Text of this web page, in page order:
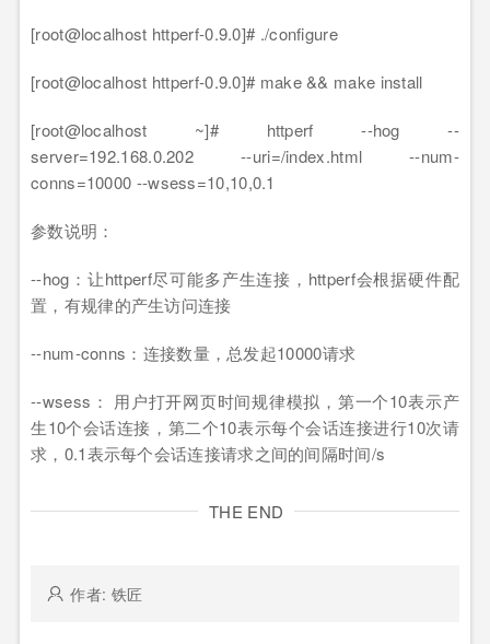
[root@localhost httperf-0.9.0]# ./configure
[root@localhost httperf-0.9.0]# make && make install
[root@localhost ~]# httperf --hog --
server=192.168.0.202 --uri=/index.html --num-
conns=10000 --wsess=10,10,0.1
参数说明：
--hog：让httperf尽可能多产生连接，httperf会根据硬件配
置，有规律的产生访问连接
--num-conns：连接数量，总发起10000请求
--wsess： 用户打开网页时间规律模拟，第一个10表示产
生10个会话连接，第二个10表示每个会话连接进行10次请
求，0.1表示每个会话连接请求之间的间隔时间/s
THE END
作者: 铁匠